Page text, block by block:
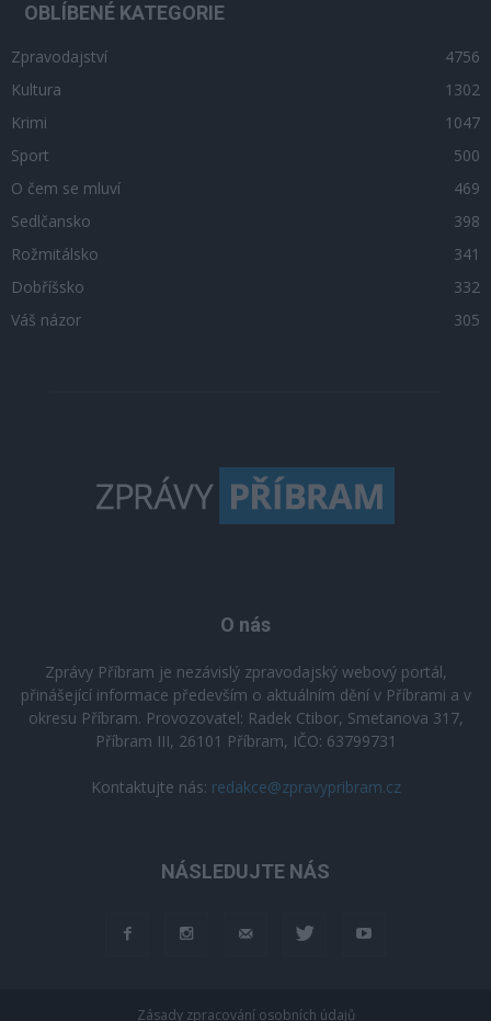
OBLÍBENÉ KATEGORIE
Zpravodajství
4756
Kultura
1302
Krimi
1047
Sport
500
O čem se mluví
469
Sedlčansko
398
Rožmitálsko
341
Dobříšsko
332
Váš názor
305
O nás
Zprávy Příbram je nezávislý zpravodajský webový portál,
přinášející informace především o aktuálním dění v Příbrami a v
okresu Příbram. Provozovatel: Radek Ctibor, Smetanova 317,
Příbram III, 26101 Příbram, IČO: 63799731
Kontaktujte nás: redakce@zpravypribram.cz
NÁSLEDUJTE NÁS
Zásady zpracování osobních údajů